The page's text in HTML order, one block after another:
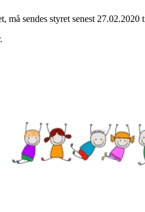
må sendes styret senest 27.02.2020